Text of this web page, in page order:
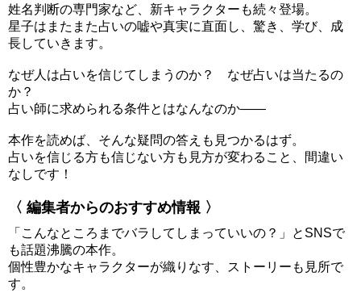
姓名判断の専門家など、新キャラクターも続々登場。
星子はまたまた占いの嘘や真実に直面し、驚き、学び、成
長していきます。
なぜ人は占いを信じてしまうのか？ なぜ占いは当たるの
か？
占い師に求められる条件とはなんなのか――
本作を読めば、そんな疑問の答えも見つかるはず。
占いを信じる方も信じない方も見方が変わること、間違い
なしです！
〈 編集者からのおすすめ情報 〉
「こんなところまでバラしてしまっていいの？」とSNSで
も話題沸騰の本作。
個性豊かなキャラクターが織りなす、ストーリーも見所で
す。